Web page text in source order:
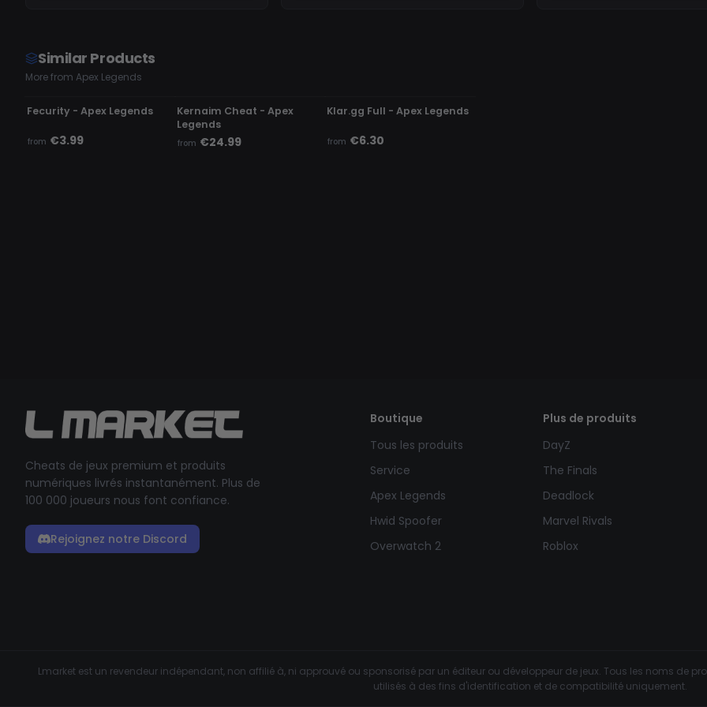
Similar Products
More from Apex Legends
UNDETECTED
Fecurity - Apex Legends
from €3.99
Kernaim Cheat - Apex
Legends
from €24.99
Klar.gg Full - Apex Legends
from €6.30
Cheats de jeux premium et produits
numériques livrés instantanément. Plus de
100 000 joueurs nous font confiance.
Rejoignez notre Discord
Boutique
Tous les produits
Service
Apex Legends
Hwid Spoofer
Overwatch 2
Plus de produits
DayZ
The Finals
Deadlock
Marvel Rivals
Roblox
Lmarket est un revendeur indépendant, non affilié à, ni approuvé ou sponsorisé par un éditeur ou développeur de jeux. Tous les noms de
utilisés à des fins d'identification et de compatibilité uniquement.